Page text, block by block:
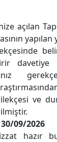
açılan
yapılan
davetiye
ve
09/
hazır